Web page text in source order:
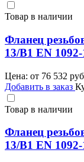
Товар в наличии
Фланец
13/B1 EN 1092-
Цена: от 76 532
Добавить в заказ
Товар в наличии
Фланец
13/B1 EN 1092-